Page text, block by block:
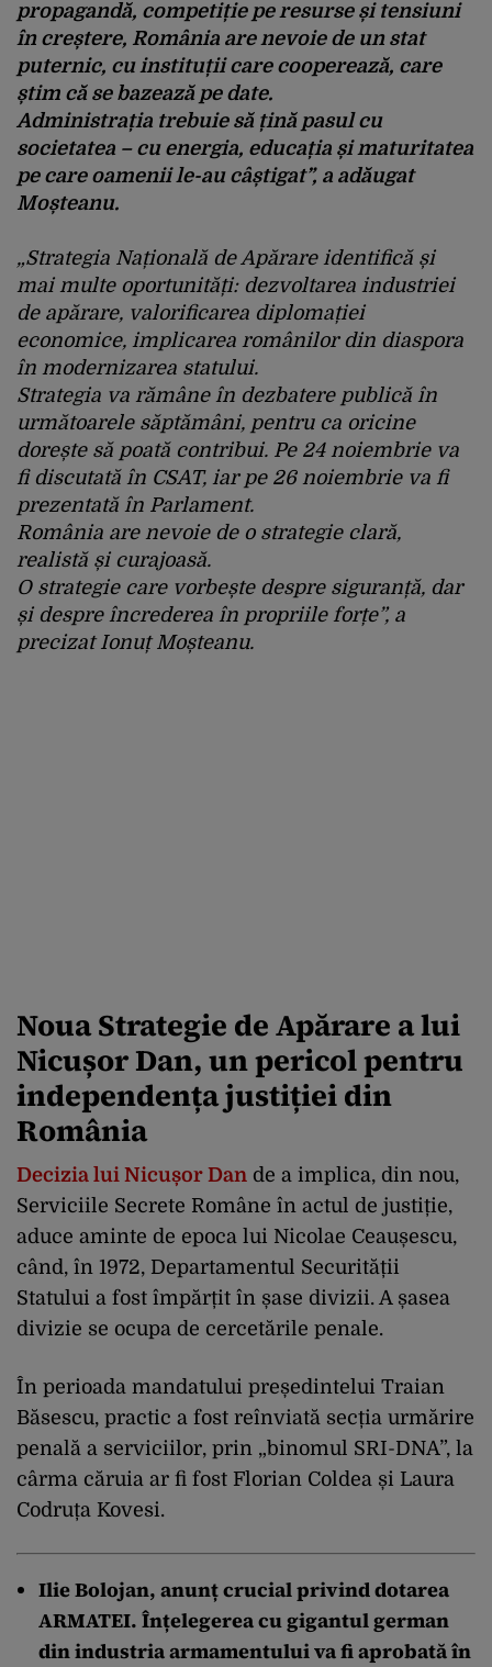
propagandă, competiție pe resurse și tensiuni
în creștere, România are nevoie de un stat
puternic, cu instituții care cooperează, care
știm că se bazează pe date.
Administrația trebuie să țină pasul cu
societatea – cu energia, educația și maturitatea
pe care oamenii le-au câștigat”, a adăugat
Moșteanu.
„Strategia Națională de Apărare identifică și
mai multe oportunități: dezvoltarea industriei
de apărare, valorificarea diplomației
economice, implicarea românilor din diaspora
în modernizarea statului.
Strategia va rămâne în dezbatere publică în
următoarele săptămâni, pentru ca oricine
dorește să poată contribui. Pe 24 noiembrie va
fi discutată în CSAT, iar pe 26 noiembrie va fi
prezentată în Parlament.
România are nevoie de o strategie clară,
realistă și curajoasă.
O strategie care vorbește despre siguranță, dar
și despre încrederea în propriile forțe”, a
precizat Ionuț Moșteanu.
Noua Strategie de Apărare a lui
Nicușor Dan, un pericol pentru
independența justiției din
România
Decizia lui Nicușor Dan de a implica, din nou,
Serviciile Secrete Române în actul de justiție,
aduce aminte de epoca lui Nicolae Ceaușescu,
când, în 1972, Departamentul Securității
Statului a fost împărțit în șase divizii. A șasea
divizie se ocupa de cercetările penale.
În perioada mandatului președintelui Traian
Băsescu, practic a fost reînviată secția urmărire
penală a serviciilor, prin „binomul SRI-DNA”, la
cârma căruia ar fi fost Florian Coldea și Laura
Codruța Kovesi.
Ilie Bolojan, anunț crucial privind dotarea
ARMATEI. Înțelegerea cu gigantul german
din industria armamentului va fi aprobată în